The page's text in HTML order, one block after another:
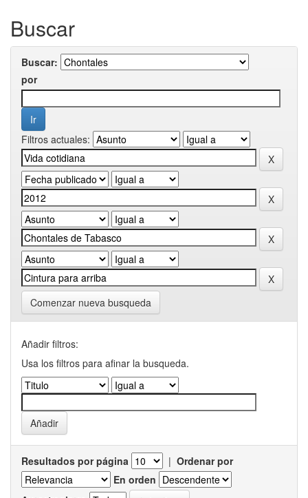
Buscar
Buscar:
por
Filtros actuales:
Comenzar nueva busqueda
Añadir filtros:
Usa los filtros para afinar la busqueda.
Resultados por página | Ordenar por
En orden